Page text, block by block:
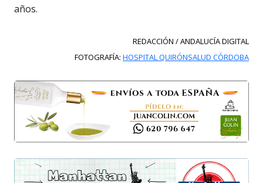
años.
REDACCIÓN / ANDALUCÍA DIGITAL
FOTOGRAFÍA: HOSPITAL QUIRÓNSALUD CÓRDOBA